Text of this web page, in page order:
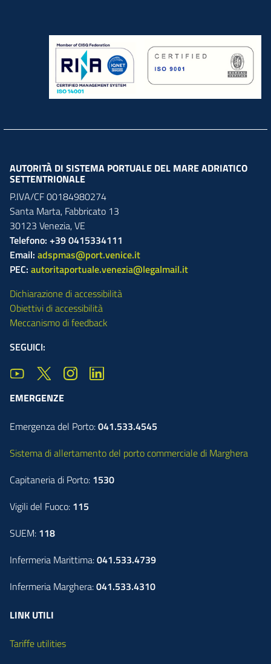
AUTORITÀ DI SISTEMA PORTUALE DEL MARE ADRIATICO
SETTENTRIONALE
P.IVA/CF 00184980274
Santa Marta, Fabbricato 13
30123 Venezia,VE
Telefono: +39 0415334111
Email: adspmas@port.venice.it
PEC: autoritaportuale.venezia@legalmail.it
Dichiarazione di accessibilità
Obiettivi di accessibilità
Meccanismo di feedback
SEGUICI:
EMERGENZE
Emergenza del Porto:041.533.4545
Sistema di allertamento del porto commerciale di Marghera
Capitaneria di Porto: 1530
Vigili del Fuoco: 115
SUEM: 118
Infermeria Marittima:041.533.4739
Infermeria Marghera:041.533.4310
LINK UTILI
Tariffe utilities